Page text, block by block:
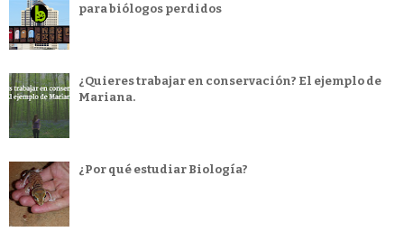
para biólogos perdidos
¿Quieres trabajar en conservación? El ejemplo de
Mariana.
¿Por qué estudiar Biología?